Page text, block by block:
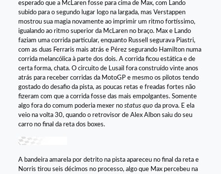
esperado que a McLaren fosse para cima de Max, com Lando
subido para o segundo lugar logo na largada, mas Verstappen
mostrou sua magia novamente ao imprimir um ritmo fortíssimo,
igualando ao ritmo superior da McLaren no braço. Max e Lando
faziam uma corrida particular, enquanto Russell segurava Piastri,
com as duas Ferraris mais atrás e Pérez segurando Hamilton numa
corrida melancólica à parte dos dois. A corrida ficou estática e de
certa forma, chata. O circuito de Lusail fora construído vinte anos
atrás para receber corridas da MotoGP e mesmo os pilotos tendo
gostado do desafio da pista, as poucas retas e freadas fortes não
fizeram com que a corrida fosse das mais empolgantes. Somente
algo fora do comum poderia mexer no status quo da prova. E ela
veio na volta 30, quando o retrovisor de Alex Albon saiu do seu
carro no final da reta dos boxes.
A bandeira amarela por detrito na pista apareceu no final da reta e
Norris tirou seis décimos no processo, algo que Max percebeu na